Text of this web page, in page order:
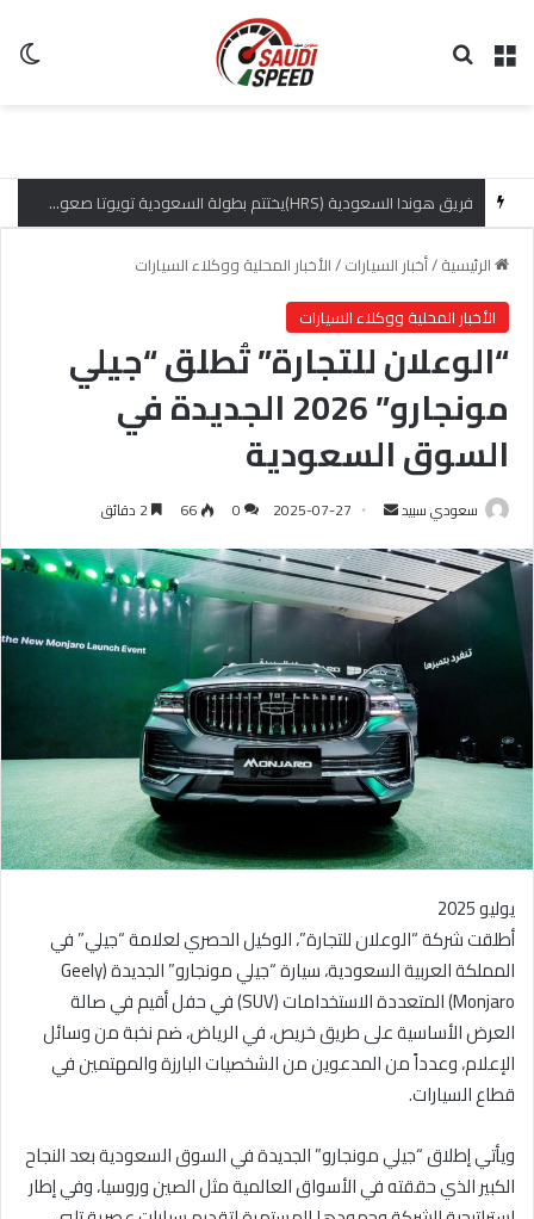
القائمة
فريق هوندا السعودية (HRS)يختتم بطولة السعودية تويوتا صعود الهضبة بإنجازات مميزة
الرئيسية/أخبار السيارات/الأخبار المحلية ووكلاء السيارات
الأخبار المحلية ووكلاء السيارات
“الوعلان للتجارة” تُطلق “جيلي
مونجارو” 2026 الجديدة في
السوق السعودية
سعودي سبيد
س
ل
ب
ي
د
ا
إ
ل
ك
ت
ن
ي
ا
2025-07-27
0
66
يوليو 2025
أطلقت شركة “الوعلان للتجارة”، الوكيل الحصري لعلامة “جيلي” في
المملكة العربية السعودية، سيارة “جيلي مونجارو” الجديدة (Geely
Monjaro) المتعددة الاستخدامات (SUV) في حفل أقيم في صالة
العرض الأساسية على طريق خريص، في الرياض، ضم نخبة من وسائل
الإعلام، وعدداً من المدعوين من الشخصيات البارزة والمهتمين في
قطاع السيارات.
ويأتي إطلاق “جيلي مونجارو” الجديدة في السوق السعودية بعد النجاح
الكبير الذي حققته في الأسواق العالمية مثل الصين وروسيا، وفي إطار